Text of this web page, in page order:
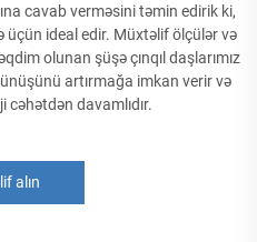
cavab verməsini təmin edirik ki,
üçün ideal edir. Müxtəlif ölçülər və
olunan şüşə çınqıl daşlarımız
artırmağa imkan verir və
davamlıdır.
alın